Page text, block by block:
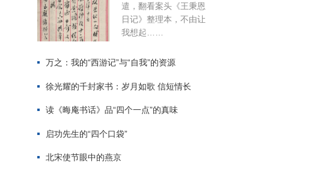
遣，翻看案头《王秉恩
日记》整理本，不由让
我想起……
万之：我的“西游记”与“自我”的资源
徐光耀的千封家书：岁月如歌 信短情长
读《晦庵书话》品“四个一点”的真味
启功先生的“四个口袋”
北宋使节眼中的燕京